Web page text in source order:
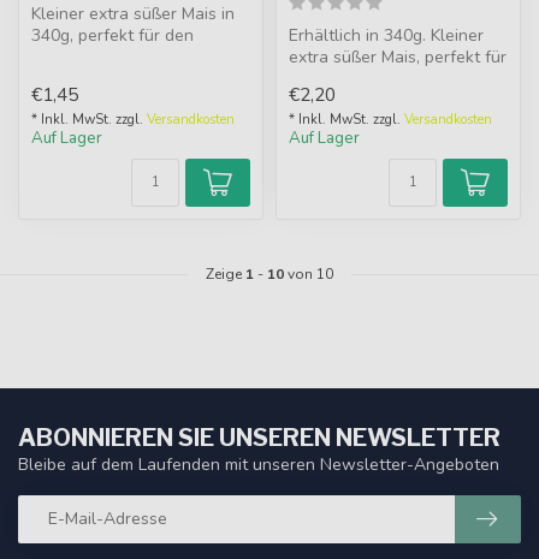
Kleiner extra süßer Mais in
340g, perfekt für den
€1,45
* Inkl. MwSt. zzgl. Versandkosten
Auf Lager
Erhältlich in 340g. Kleiner
extra süßer Mais, perfekt für
€2,20
* Inkl. MwSt. zzgl. Versandkosten
Auf Lager
Zeige 1 - 10von 10
ABONNIEREN SIE UNSEREN NEWSLETTER
Bleibe auf dem Laufenden mit unseren Newsletter-Angeboten